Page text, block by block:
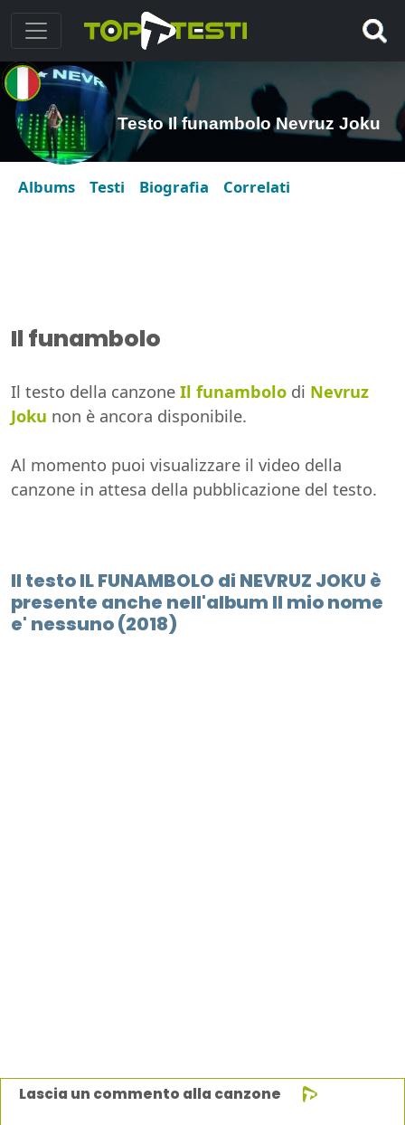
Testo Il funambolo Nevruz Joku
Albums Testi Biografia Correlati
Il funambolo
Il testo della canzone Il funambolo di Nevruz
Joku non è ancora disponibile.
Al momento puoi visualizzare il video della
canzone in attesa della pubblicazione del testo.
Il testo IL FUNAMBOLO di NEVRUZ JOKU è
presente anche nell'album Il mio nome
e' nessuno (2018)
Lascia un commento alla canzone